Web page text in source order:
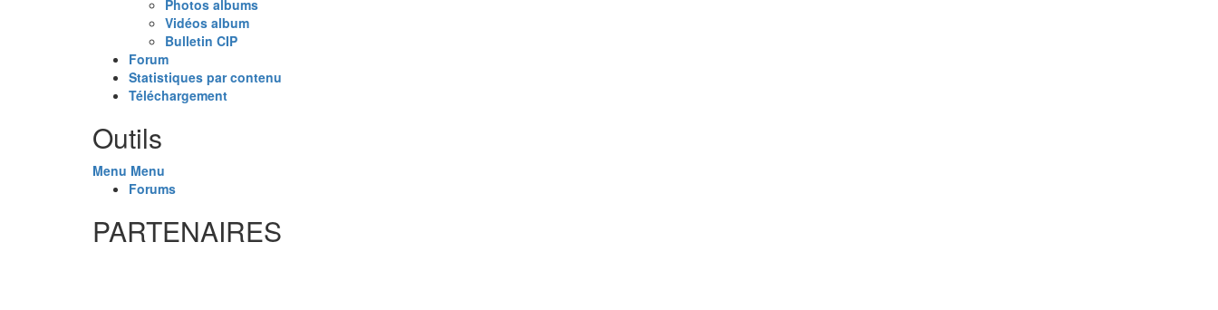
Photos albums
Vidéos album
Bulletin CIP
Forum
Statistiques par contenu
Téléchargement
Outils
Menu Menu
Forums
PARTENAIRES